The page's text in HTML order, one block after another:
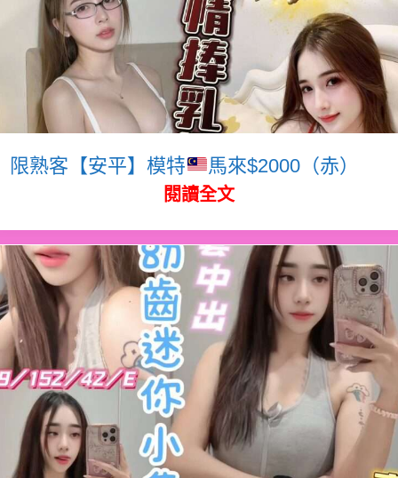
限熟客【安平】模特 馬來$2000（赤）
閱讀全文